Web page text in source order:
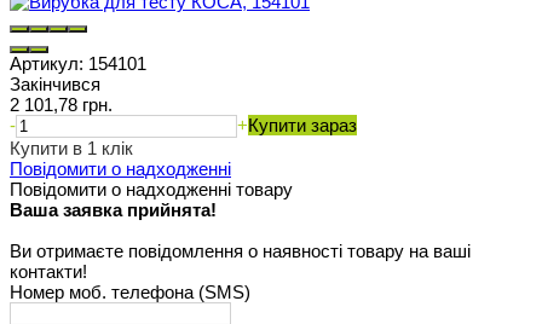
Артикул: 154101
Закінчився
2 101,78 грн.
-
+Купити зараз
Купити в 1 клік
Повідомити о надходженні
Повідомити о надходженні товару
Ваша заявка прийнята!
Ви отримаєте повідомлення о наявності товару на ваші
контакти!
Номер моб. телефона (SMS)